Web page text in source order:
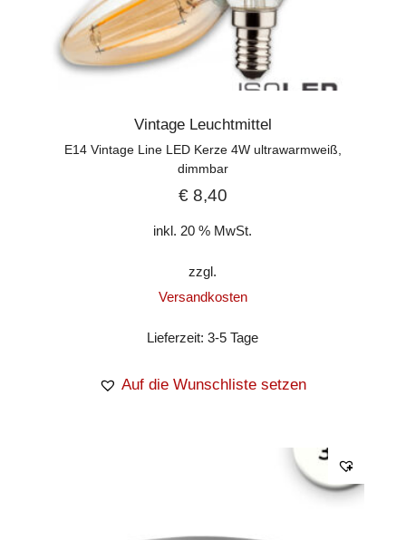
Vintage Leuchtmittel
E14 Vintage Line LED Kerze 4W ultrawarmweiß,
dimmbar
€8,40
inkl. 20 % MwSt.
zzgl.
Versandkosten
Lieferzeit:3-5 Tage
Auf die Wunschliste setzen